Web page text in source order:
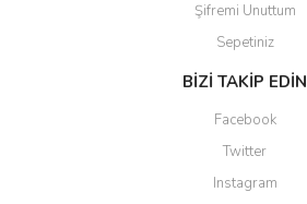
Şifremi Unuttum
Sepetiniz
BİZİ TAKİP EDİN
Facebook
Twitter
Instagram